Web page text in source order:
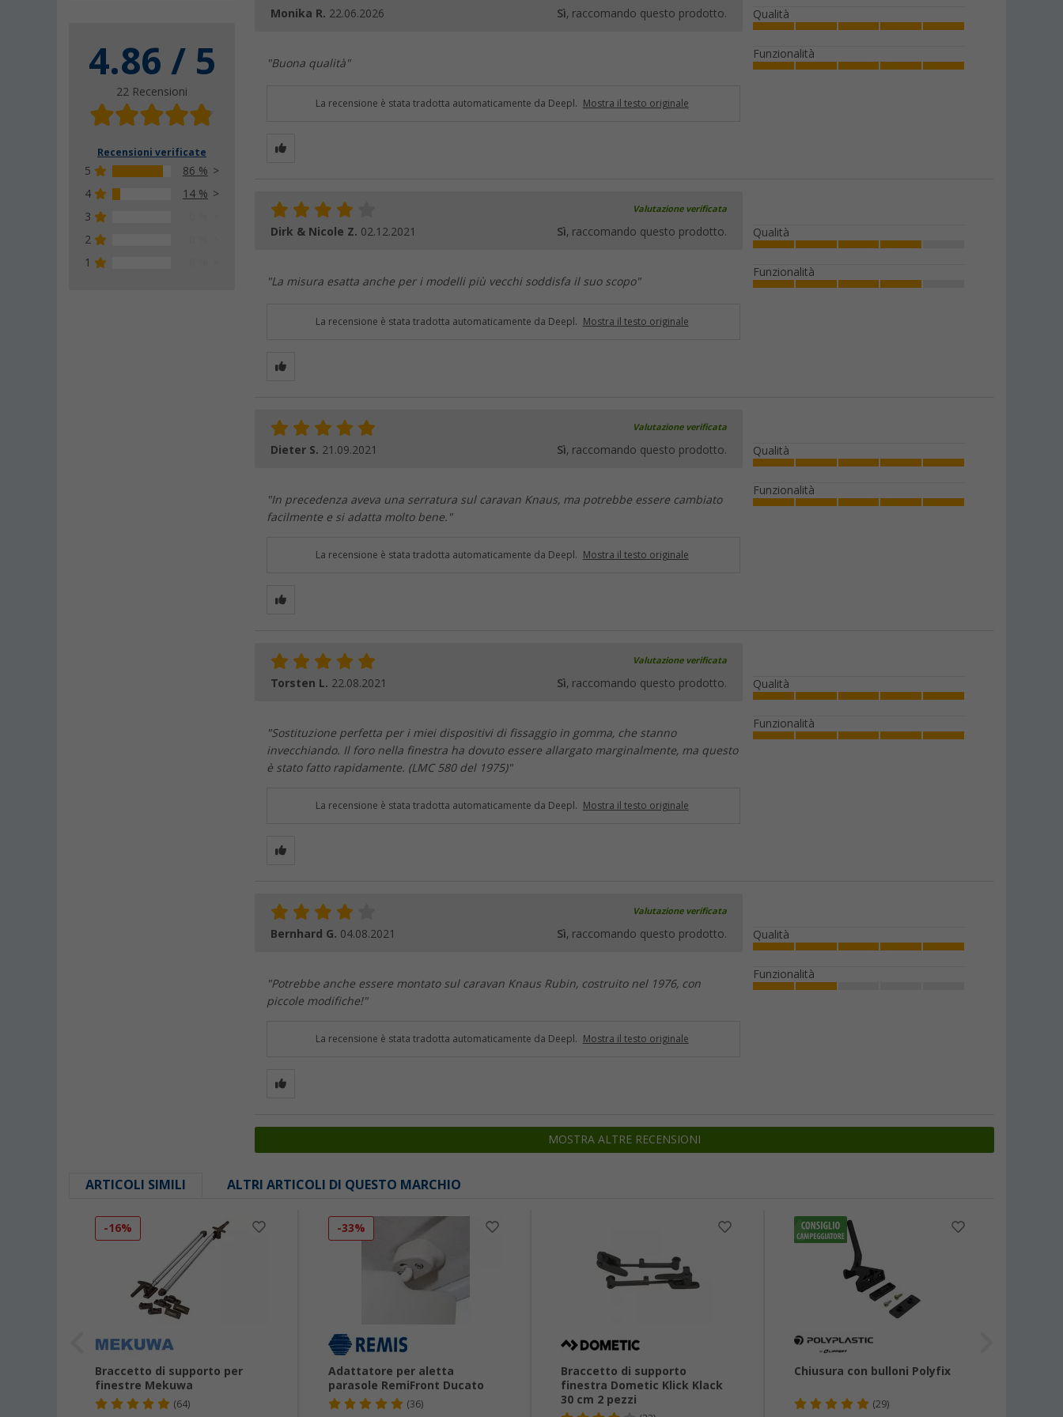
4.86 / 5
22 Recensioni
Recensioni verificate
5
86 %
4
14 %
3
2
1
Monika R. 22.06.2026 Sì, raccomando questo prodotto.
"Buona qualità"
Qualità
Funzionalità
La recensione è stata tradotta automaticamente da Deepl. Mostra il testo originale
Valutazione verificata
Dirk & Nicole Z. 02.12.2021 Sì, raccomando questo prodotto.
"La misura esatta anche per i modelli più vecchi soddisfa il suo scopo"
Qualità
Funzionalità
La recensione è stata tradotta automaticamente da Deepl. Mostra il testo originale
Valutazione verificata
Dieter S. 21.09.2021 Sì, raccomando questo prodotto.
"In precedenza aveva una serratura sul caravan Knaus, ma potrebbe essere cambiato
facilmente e si adatta molto bene."
Qualità
Funzionalità
La recensione è stata tradotta automaticamente da Deepl. Mostra il testo originale
Valutazione verificata
Torsten L. 22.08.2021 Sì, raccomando questo prodotto.
"Sostituzione perfetta per i miei dispositivi di fissaggio in gomma, che stanno
invecchiando. Il foro nella finestra ha dovuto essere allargato marginalmente, ma questo
è stato fatto rapidamente. (LMC 580 del 1975)"
Qualità
Funzionalità
La recensione è stata tradotta automaticamente da Deepl. Mostra il testo originale
Valutazione verificata
Bernhard G. 04.08.2021 Sì, raccomando questo prodotto.
"Potrebbe anche essere montato sul caravan Knaus Rubin, costruito nel 1976, con
piccole modifiche!"
Qualità
Funzionalità
La recensione è stata tradotta automaticamente da Deepl. Mostra il testo originale
MOSTRA ALTRE RECENSIONI
ARTICOLI SIMILI ALTRI ARTICOLI DI QUESTO MARCHIO
-16%
Braccetto di supporto per
finestre Mekuwa
(64)
-33%
Adattatore per aletta
parasole RemiFront Ducato
(36)
Braccetto di supporto
finestra Dometic Klick Klack
30 cm 2 pezzi
Chiusura con bulloni Polyfix
(29)